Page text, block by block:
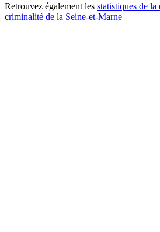
Retrouvez également les statistiques de la
criminalité de la Seine-et-Marne